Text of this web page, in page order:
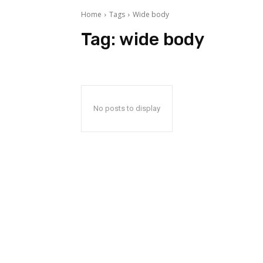
Home Tags Wide body
Tag: wide body
No posts to display